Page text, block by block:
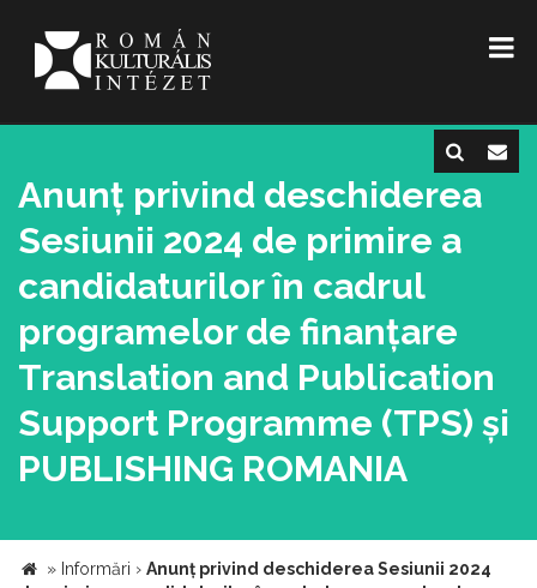
Anunț privind deschiderea
Sesiunii 2024 de primire a
candidaturilor în cadrul
programelor de finanțare
Translation and Publication
Support Programme (TPS) și
PUBLISHING ROMANIA
» Informări › Anunț privind deschiderea Sesiunii 2024